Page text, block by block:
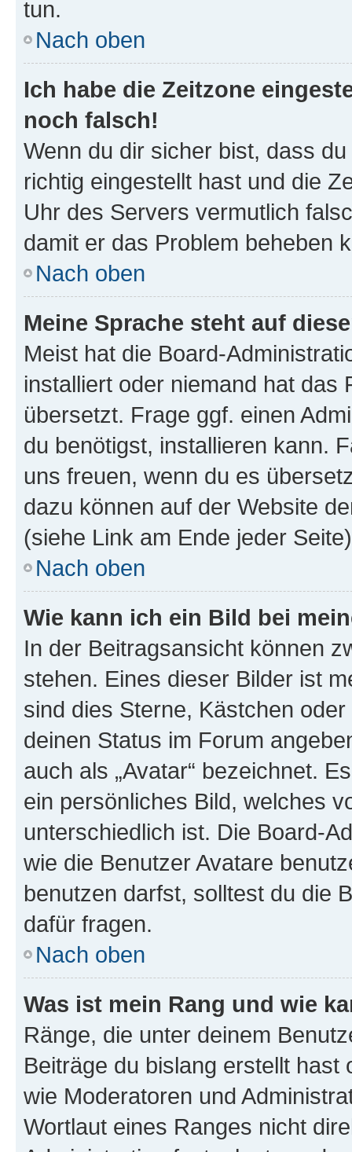
tun.
Nach oben
Ich habe die Zeitzone
noch falsch!
Wenn du dir sicher bist, dass
richtig eingestellt hast und die
Uhr des Servers vermutlich
damit er das Problem beheben
Nach oben
Meine Sprache steht auf
Meist hat die Board-
installiert oder niemand hat das
übersetzt. Frage ggf. einen
du benötigst, installieren kann.
uns freuen, wenn du es
dazu können auf der Website
(siehe Link am Ende jeder
Nach oben
Wie kann ich ein Bild bei
In der Beitragsansicht können
stehen. Eines dieser Bilder ist
sind dies Sterne, Kästchen
deinen Status im Forum
auch als „Avatar“ bezeichnet.
ein persönliches Bild, welches
unterschiedlich ist. Die Board-
wie die Benutzer Avatare
benutzen darfst, solltest du die
dafür fragen.
Nach oben
Was ist mein Rang und wie
Ränge, die unter deinem
Beiträge du bislang erstellt
wie Moderatoren und
Wortlaut eines Ranges nicht